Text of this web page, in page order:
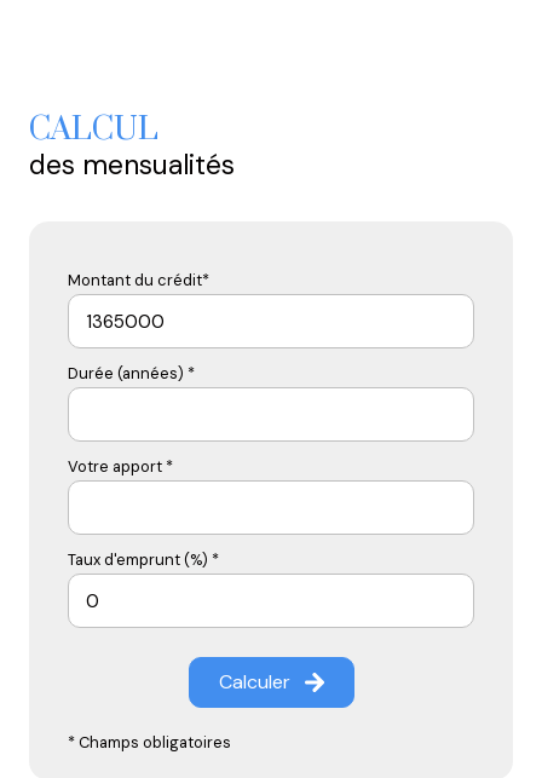
Référence annonce 0217
Agence Immobilière Frediani
Pro-Siren 830 751 368 au RCS de TOULON
CALCUL
des mensualités
Montant du crédit*
Durée (années) *
Votre apport *
Taux d'emprunt (%) *
Calculer
* Champs obligatoires